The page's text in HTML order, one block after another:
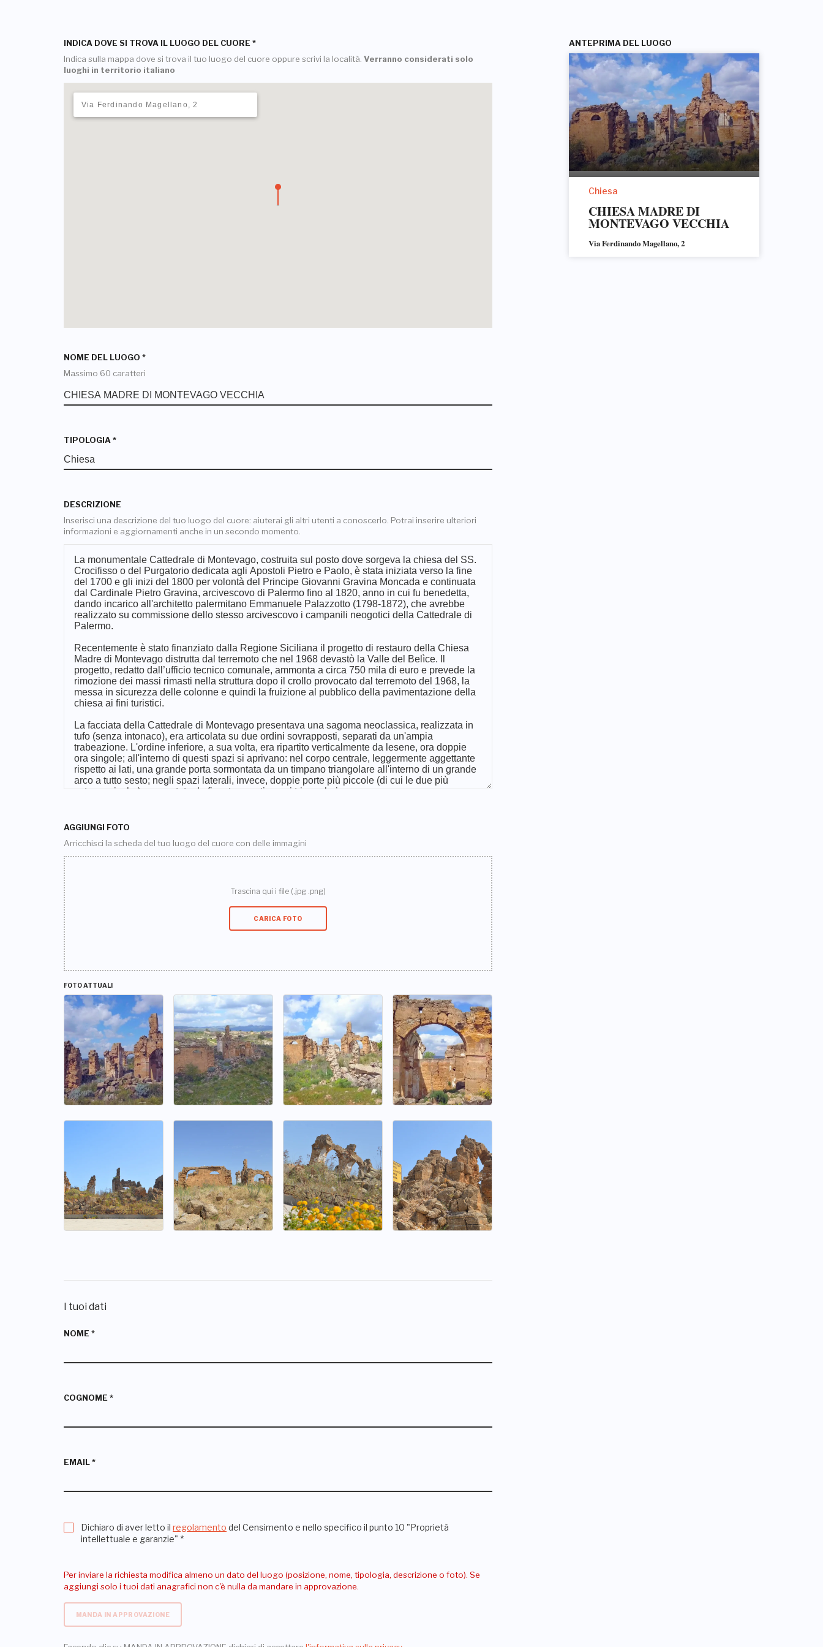
INDICA DOVE SI TROVA IL LUOGO DEL CUORE *
Indica sulla mappa dove si trova il tuo luogo del cuore oppure scrivi la località. Verranno considerati solo
luoghi in territorio italiano
NOME DEL LUOGO *
Massimo 60 caratteri
TIPOLOGIA *
DESCRIZIONE
Inserisci una descrizione del tuo luogo del cuore: aiuterai gli altri utenti a conoscerlo. Potrai inserire ulteriori
informazioni e aggiornamenti anche in un secondo momento.
AGGIUNGI FOTO
Arricchisci la scheda del tuo luogo del cuore con delle immagini
Trascina qui i file (.jpg .png)
CARICA FOTO
FOTO ATTUALI
I tuoi dati
NOME *
COGNOME *
EMAIL *
Dichiaro di aver letto il regolamento del Censimento e nello specifico il punto 10 "Proprietà
intellettuale e garanzie" *
Per inviare la richiesta modifica almeno un dato del luogo (posizione, nome, tipologia, descrizione o foto). Se
aggiungi solo i tuoi dati anagrafici non c'è nulla da mandare in approvazione.
MANDA IN APPROVAZIONE
ANTEPRIMA DEL LUOGO
Chiesa
CHIESA MADRE DI
MONTEVAGO VECCHIA
Via Ferdinando Magellano, 2